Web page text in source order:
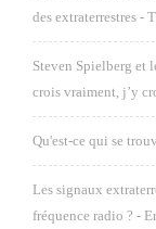
des extraterrestres -
Steven Spielberg et
crois vraiment, j’y
Qu'est-ce qui se
Les signaux
fréquence radio ? -